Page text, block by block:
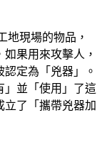
地現場的物品，
果用來攻擊人，
定為「兇器」。
」並「使用」了這
立了「攜帶兇器加